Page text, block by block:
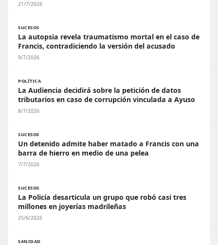
21/7/2026
SUCESOS
La autopsia revela traumatismo mortal en el caso de
Francis, contradiciendo la versión del acusado
9/7/2026
POLÍTICA
La Audiencia decidirá sobre la petición de datos
tributarios en caso de corrupción vinculada a Ayuso
8/7/2026
SUCESOS
Un detenido admite haber matado a Francis con una
barra de hierro en medio de una pelea
7/7/2026
SUCESOS
La Policía desarticula un grupo que robó casi tres
millones en joyerías madrileñas
25/6/2026
SANIDAD